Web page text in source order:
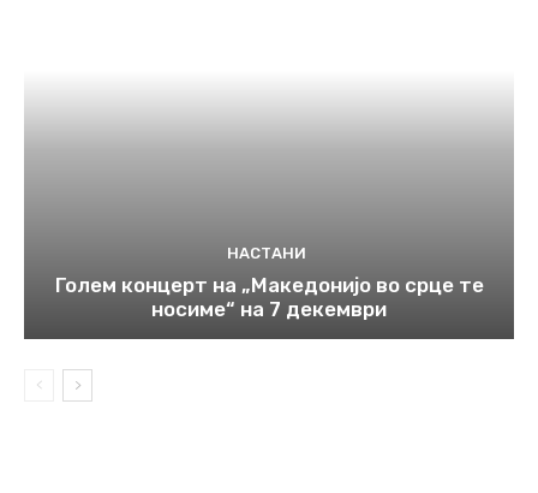
НАСТАНИ
Голем концерт на „Македонијо во срце те
носиме“ на 7 декември